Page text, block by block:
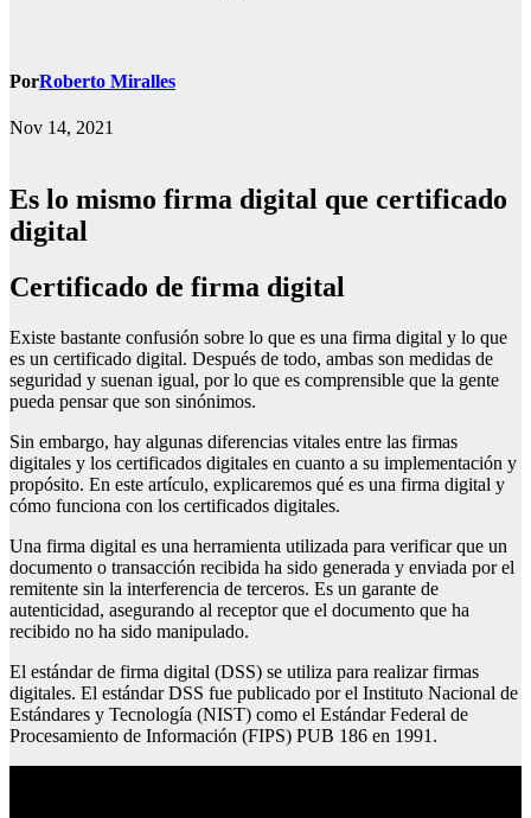
PorRoberto Miralles
Nov 14, 2021
Es lo mismo firma digital que certificado
digital
certificado de firma digital
Existe bastante confusión sobre lo que es una firma digital y lo que
es un certificado digital. Después de todo, ambas son medidas de
seguridad y suenan igual, por lo que es comprensible que la gente
pueda pensar que son sinónimos.
Sin embargo, hay algunas diferencias vitales entre las firmas
digitales y los certificados digitales en cuanto a su implementación y
propósito. En este artículo, explicaremos qué es una firma digital y
cómo funciona con los certificados digitales.
Una firma digital es una herramienta utilizada para verificar que un
documento o transacción recibida ha sido generada y enviada por el
remitente sin la interferencia de terceros. Es un garante de
autenticidad, asegurando al receptor que el documento que ha
recibido no ha sido manipulado.
El estándar de firma digital (DSS) se utiliza para realizar firmas
digitales. El estándar DSS fue publicado por el Instituto Nacional de
Estándares y Tecnología (NIST) como el Estándar Federal de
Procesamiento de Información (FIPS) PUB 186 en 1991.